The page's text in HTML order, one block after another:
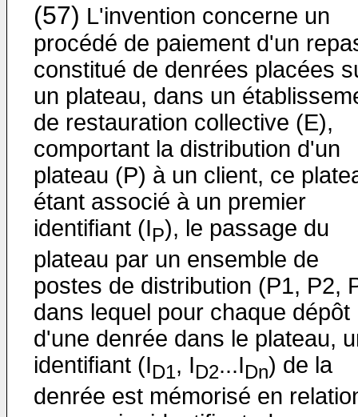
(57) L'invention concerne un
procédé de paiement d'un
constitué de denrées placées
un plateau, dans un
de restauration collective (E),
comportant la distribution d'un
plateau (P) à un client, ce
étant associé à un premier
identifiant (IP), le passage du
plateau par un ensemble de
postes de distribution (P1, P2,
dans lequel pour chaque dépôt
d'une denrée dans le plateau,
identifiant (ID1, ID2...IDn) de la
denrée est mémorisé en